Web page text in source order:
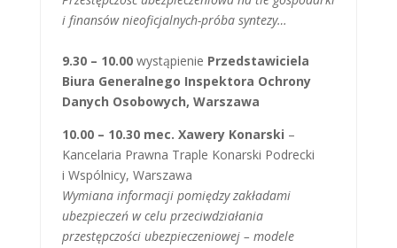
i finansów nieoficjalnych-próba syntezy…
9.30 – 10.00 wystąpienie Przedstawiciela
Biura Generalnego Inspektora Ochrony
Danych Osobowych, Warszawa
10.00 – 10.30 mec. Xawery Konarski –
Kancelaria Prawna Traple Konarski Podrecki
i Wspólnicy, Warszawa
Wymiana informacji pomiędzy zakładami
ubezpieczeń w celu przeciwdziałania
przestępczości ubezpieczeniowej – modele